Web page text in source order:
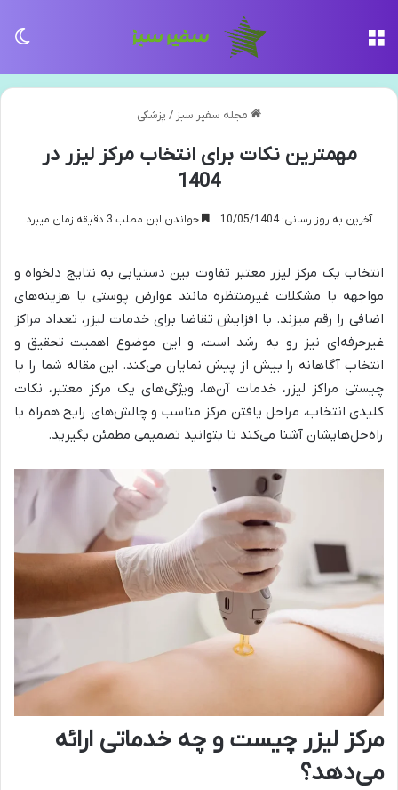
مجله سفیر سبز / پزشکی
مهمترین نکات برای انتخاب مرکز لیزر در
1404
آخرین به روز رسانی: 10/05/1404 خواندن این مطلب 3 دقیقه زمان میبرد
انتخاب یک مرکز لیزر معتبر تفاوت بین دستیابی به نتایج دلخواه و
مواجهه با مشکلات غیرمنتظره مانند عوارض پوستی یا هزینه‌های
اضافی را رقم میزند. با افزایش تقاضا برای خدمات لیزر، تعداد مراکز
غیرحرفه‌ای نیز رو به رشد است، و این موضوع اهمیت تحقیق و
انتخاب آگاهانه را بیش از پیش نمایان می‌کند. این مقاله شما را با
چیستی مراکز لیزر، خدمات آن‌ها، ویژگی‌های یک مرکز معتبر، نکات
کلیدی انتخاب، مراحل یافتن مرکز مناسب و چالش‌های رایج همراه با
راه‌حل‌هایشان آشنا می‌کند تا بتوانید تصمیمی مطمئن بگیرید.
مرکز لیزر چیست و چه خدماتی ارائه
می‌دهد؟